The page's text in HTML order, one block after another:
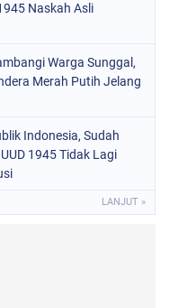
Naskah Asli
Warga Sunggal,
Merah Putih Jelang
Indonesia, Sudah
1945 Tidak Lagi
LANJUT »